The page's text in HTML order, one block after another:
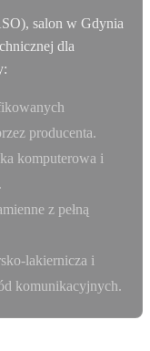
salon w Gdynia
dla
producenta.
komputerowa i
z pełną
lakiernicza i
komunikacyjnych.